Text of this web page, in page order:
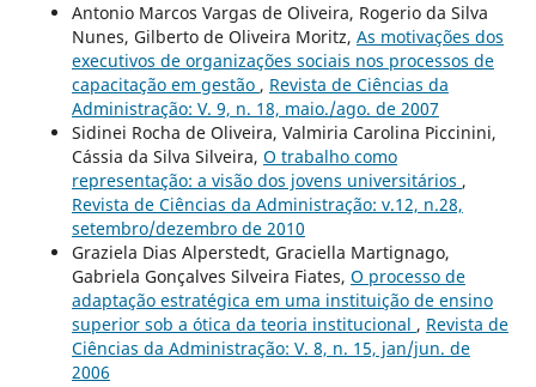
Antonio Marcos Vargas de Oliveira, Rogerio da Silva
Nunes, Gilberto de Oliveira Moritz, As motivações dos
executivos de organizações sociais nos processos de
capacitação em gestão , Revista de Ciências da
Administração: V. 9, n. 18, maio./ago. de 2007
Sidinei Rocha de Oliveira, Valmiria Carolina Piccinini,
Cássia da Silva Silveira, O trabalho como
representação: a visão dos jovens universitários ,
Revista de Ciências da Administração: v.12, n.28,
setembro/dezembro de 2010
Graziela Dias Alperstedt, Graciella Martignago,
Gabriela Gonçalves Silveira Fiates, O processo de
adaptação estratégica em uma instituição de ensino
superior sob a ótica da teoria institucional , Revista de
Ciências da Administração: V. 8, n. 15, jan/jun. de
2006